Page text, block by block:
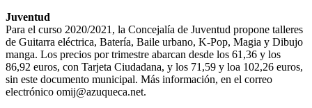
Juventud
Para el curso 2020/2021, la Concejalía de Juventud propone talleres
de Guitarra eléctrica, Batería, Baile urbano, K-Pop, Magia y Dibujo
manga. Los precios por trimestre abarcan desde los 61,36 y los
86,92 euros, con Tarjeta Ciudadana, y los 71,59 y loa 102,26 euros,
sin este documento municipal. Más información, en el correo
electrónico omij@azuqueca.net.